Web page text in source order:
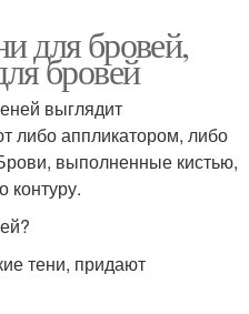
для бровей,
бровей
выглядит
либо аппликатором, либо
выполненные кистью,
контуру.
тени, придают